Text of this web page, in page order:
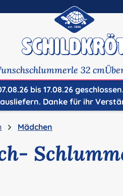
32 cm
bis 17.08.26
ausliefern. Danke für ihr
Mädchen